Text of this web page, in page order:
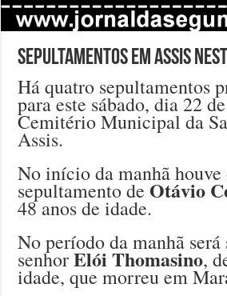
Sepultamentos em Assis
Há quatro sepultamentos
para este sábado, dia 22
Cemitério Municipal da
Assis.
No início da manhã houve
sepultamento de Otávio
48 anos de idade.
No período da manhã
senhorElói Thomasino,
idade, que morreu em